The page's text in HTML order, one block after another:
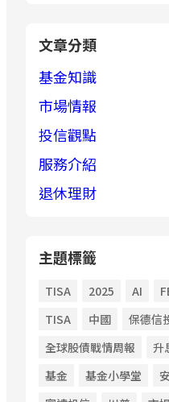
文章分類
基金知識
市場情報
投信觀點
服務介紹
退休理財
主題標籤
TISA 2025 AI
TISA
中國 保德信
全球股債戰情周報
升
基金
基金小學堂